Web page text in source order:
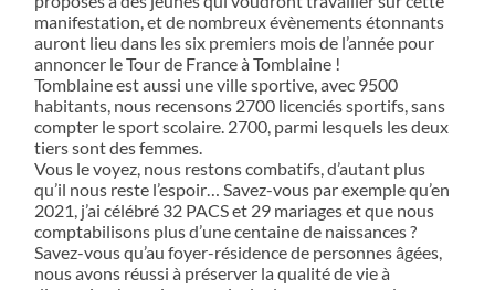
manifestation, et de nombreux évènements étonnants
auront lieu dans les six premiers mois de l’année pour
annoncer le Tour de France à Tomblaine !
Tomblaine est aussi une ville sportive, avec 9500
habitants, nous recensons 2700 licenciés sportifs, sans
compter le sport scolaire. 2700, parmi lesquels les deux
tiers sont des femmes.
Vous le voyez, nous restons combatifs, d’autant plus
qu’il nous reste l’espoir… Savez-vous par exemple qu’en
2021, j’ai célébré 32 PACS et 29 mariages et que nous
comptabilisons plus d’une centaine de naissances ?
Savez-vous qu’au foyer-résidence de personnes âgées,
nous avons réussi à préserver la qualité de vie à